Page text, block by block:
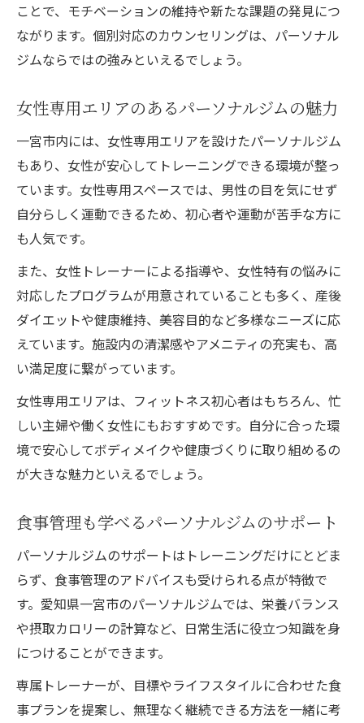
ことで、モチベーションの維持や新たな課題の発見につ
ながります。個別対応のカウンセリングは、パーソナル
ジムならではの強みといえるでしょう。
女性専用エリアのあるパーソナルジムの魅力
一宮市内には、女性専用エリアを設けたパーソナルジム
もあり、女性が安心してトレーニングできる環境が整っ
ています。女性専用スペースでは、男性の目を気にせず
自分らしく運動できるため、初心者や運動が苦手な方に
も人気です。
また、女性トレーナーによる指導や、女性特有の悩みに
対応したプログラムが用意されていることも多く、産後
ダイエットや健康維持、美容目的など多様なニーズに応
えています。施設内の清潔感やアメニティの充実も、高
い満足度に繋がっています。
女性専用エリアは、フィットネス初心者はもちろん、忙
しい主婦や働く女性にもおすすめです。自分に合った環
境で安心してボディメイクや健康づくりに取り組めるの
が大きな魅力といえるでしょう。
食事管理も学べるパーソナルジムのサポート
パーソナルジムのサポートはトレーニングだけにとどま
らず、食事管理のアドバイスも受けられる点が特徴で
す。愛知県一宮市のパーソナルジムでは、栄養バランス
や摂取カロリーの計算など、日常生活に役立つ知識を身
につけることができます。
専属トレーナーが、目標やライフスタイルに合わせた食
事プランを提案し、無理なく継続できる方法を一緒に考